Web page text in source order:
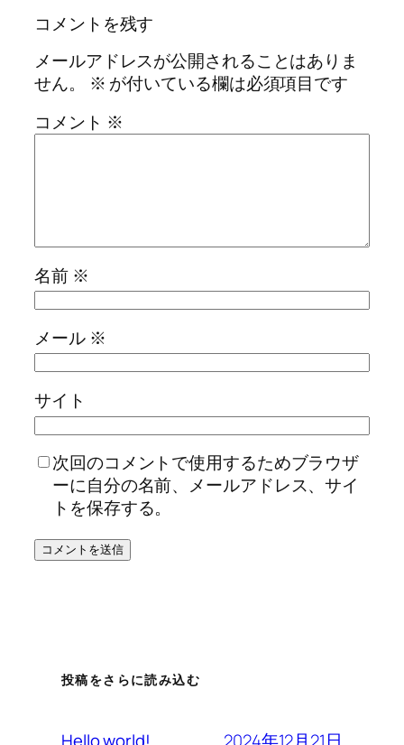
コメントを残す
メールアドレスが公開されることはありま
せん。
※ が付いている欄は必須項目です
コメント ※
名前 ※
メール ※
サイト
次回のコメントで使用するためブラウザ
ーに自分の名前、メールアドレス、サイ
トを保存する。
投稿をさらに読み込む
2024年12月21日